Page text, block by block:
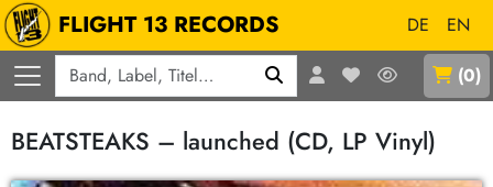
FLIGHT 13 RECORDS DE
EN
(0)
BEATSTEAKS – launched (CD, LP Vinyl)